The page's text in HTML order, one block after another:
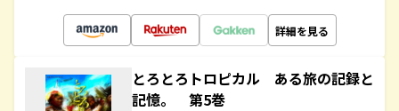
詳細を見る
とろとろトロピカル ある旅の記録と
記憶。 第5巻